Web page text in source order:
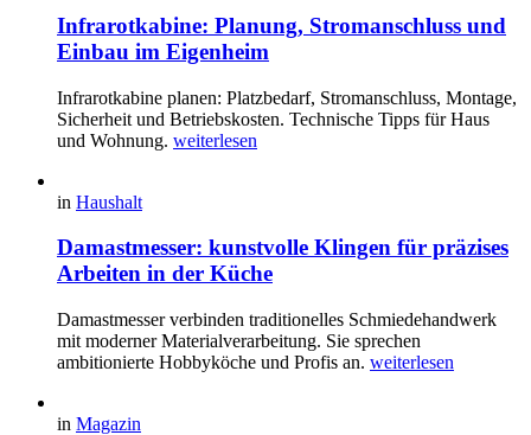
Infrarotkabine: Planung, Stromanschluss und
Einbau im Eigenheim
Infrarotkabine planen: Platzbedarf, Stromanschluss, Montage,
Sicherheit und Betriebskosten. Technische Tipps für Haus
und Wohnung. weiterlesen
in Haushalt
Damastmesser: kunstvolle Klingen für präzises
Arbeiten in der Küche
Damastmesser verbinden traditionelles Schmiedehandwerk
mit moderner Materialverarbeitung. Sie sprechen
ambitionierte Hobbyköche und Profis an. weiterlesen
in Magazin